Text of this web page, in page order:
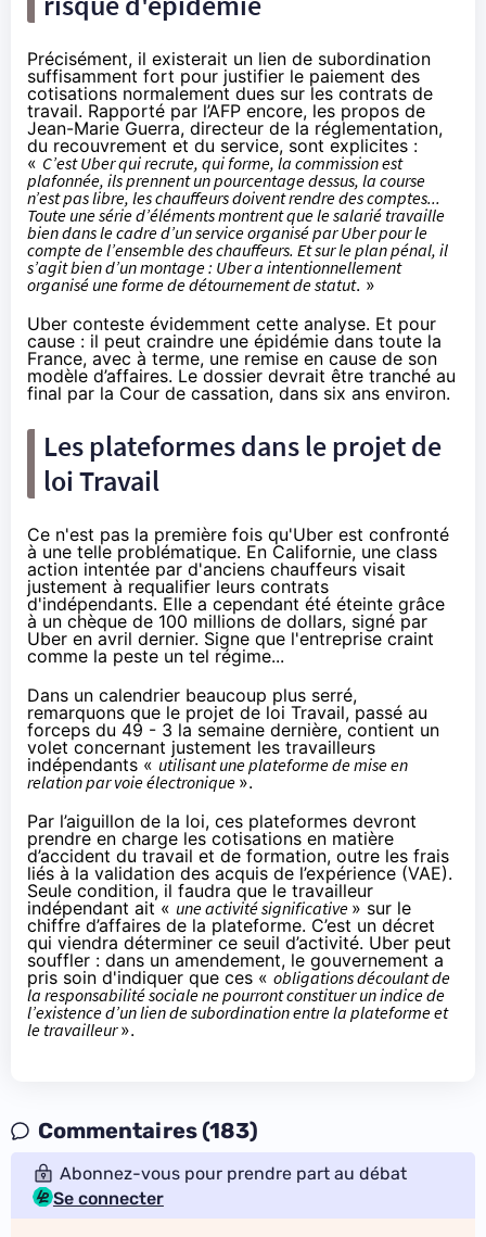
Précisément, il existerait un lien de subordination
suffisamment fort pour justifier le paiement des
cotisations normalement dues sur les contrats de
travail. Rapporté par l’AFP encore, les propos de
Jean-Marie Guerra, directeur de la réglementation,
du recouvrement et du service, sont explicites :
« C’est Uber qui recrute, qui forme, la commission est
plafonnée, ils prennent un pourcentage dessus, la course
n’est pas libre, les chauffeurs doivent rendre des comptes...
Toute une série d’éléments montrent que le salarié travaille
bien dans le cadre d’un service organisé par Uber pour le
compte de l’ensemble des chauffeurs. Et sur le plan pénal, il
s’agit bien d’un montage : Uber a intentionnellement
organisé une forme de détournement de statut. »
Uber conteste évidemment cette analyse. Et pour
cause : il peut craindre une épidémie dans toute la
France, avec à terme, une remise en cause de son
modèle d’affaires. Le dossier devrait être tranché au
final par la Cour de cassation, dans six ans environ.
Les plateformes dans le projet de
loi Travail
Ce n'est pas la première fois qu'Uber est confronté
à une telle problématique. En Californie, une class
action intentée par d'anciens chauffeurs visait
justement à requalifier leurs contrats
d'indépendants. Elle a cependant été éteinte grâce
à un chèque de 100 millions de dollars, signé par
Uber en avril dernier. Signe que l'entreprise craint
comme la peste un tel régime...
Dans un calendrier beaucoup plus serré,
remarquons que le projet de loi Travail, passé au
forceps du 49 - 3 la semaine dernière, contient un
voletconcernant justement les travailleurs
indépendants « utilisant une plateforme de mise en
relation par voie électronique ».
Par l’aiguillon de la loi, ces plateformes devront
prendre en charge les cotisations en matière
d’accident du travail et de formation, outre les frais
liés à la validation des acquis de l’expérience (VAE).
Seule condition, il faudra que le travailleur
indépendant ait « une activité significative » sur le
chiffre d’affaires de la plateforme. C’est un décret
qui viendra déterminer ce seuil d’activité. Uber peut
souffler : dans un amendement, le gouvernement a
pris soin d'indiquer que ces « obligations découlant de
la responsabilité sociale ne pourront constituer un indice de
l’existence d’un lien de subordination entre la plateforme et
le travailleur».
Commentaires (183)
Abonnez-vous pour prendre part au débat
Se connecter